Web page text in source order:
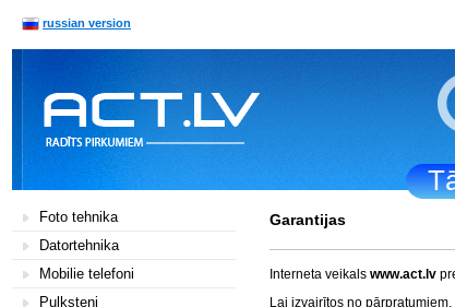
russian version
Foto tehnika
Datortehnika
Mobilie telefoni
Pulksteņi
Garantijas
Interneta veikals www.act.lv
Lai izvairītos no